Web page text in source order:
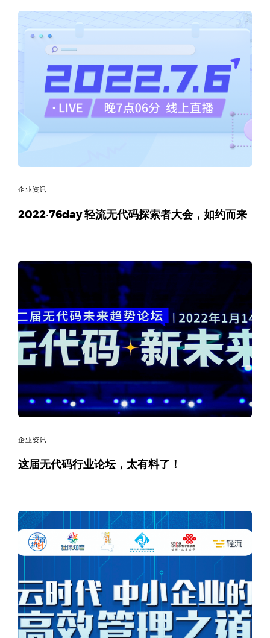
企业资讯
2022·76day 轻流无代码探索者大会，如约而来
企业资讯
这届无代码行业论坛，太有料了！